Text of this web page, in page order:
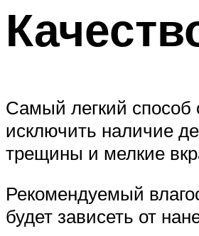
Самый легкий способ
исключить наличие
трещины и мелкие
Рекомендуемый
будет зависеть от